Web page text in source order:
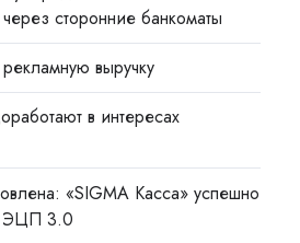
сторонние банкоматы
выручку
в интересах
«SIGMA Касса» успешно
ЭЦП 3.0